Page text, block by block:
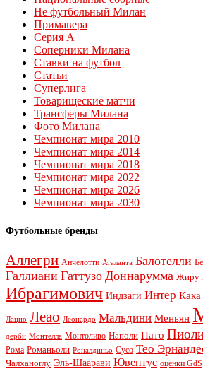
Не футбольный Милан
Примавера
Серия А
Соперники Милана
Ставки на футбол
Статьи
Суперлига
Товарищеские матчи
Трансферы Милана
Фото Милана
Чемпионат мира 2010
Чемпионат мира 2014
Чемпионат мира 2018
Чемпионат мира 2022
Чемпионат мира 2026
Чемпионат мира 2030
Футбольные бренды
Аллегри Анчелотти Аталанта Балотелли
Галлиани Гаттузо Доннарумма Жиру
Ибрагимович Индзаги Интер Кака
Лацио Леао Леонардо Мальдини Меньян
дерби Монтелла Монтоливо Наполи Пато
Рома Романьоли Роналдиньо Сусо Тео
Чалханоглу Эль-Шаарави Ювентус оценки GdS